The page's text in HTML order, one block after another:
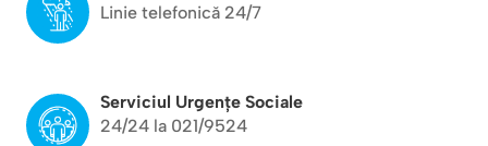
Linie telefonică 24/7
Serviciul Urgențe Sociale
24/24 la 021/9524